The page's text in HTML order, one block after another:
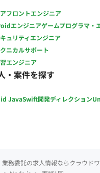
フロントエンジニア
エンジニアゲームプログラマ・
ュリティエンジニア
ニカルサポート
エンジニア
・案件を探す
JavaSwift開発ディレクション
務委託の求人情報ならクラウド